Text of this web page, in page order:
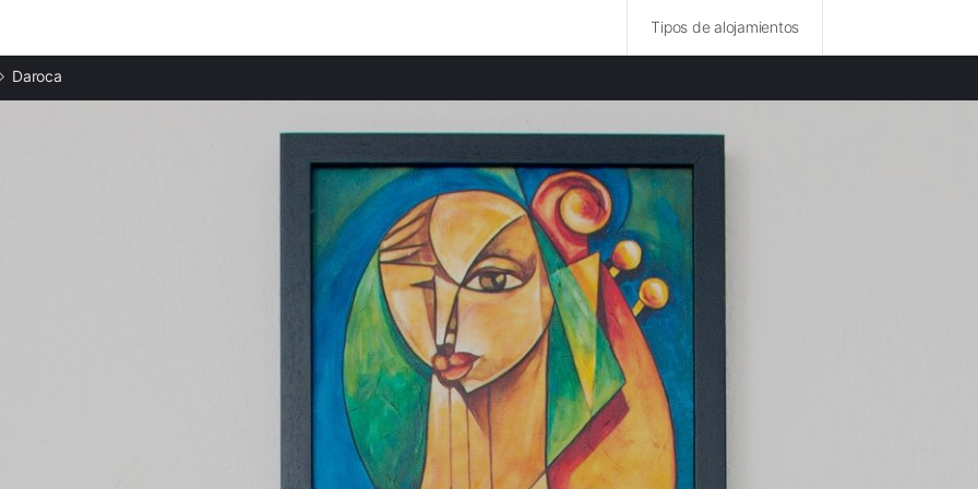
Tipos de alojamientos
Apartamentos en Bello
Apartamentos en Nuévalos
Apartamentos en La Almunia de Doña Godina
Daroca